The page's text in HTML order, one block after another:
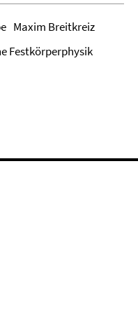
Maxim Breitkreiz
Festkörperphysik